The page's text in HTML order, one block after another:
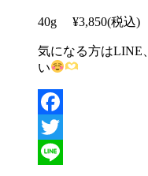
40g ¥3,850(税込)
気になる方はLINE
い
Facebook
Twitter